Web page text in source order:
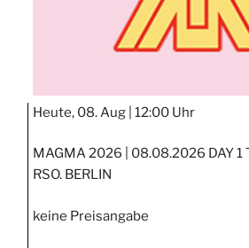
Heute, 08. Aug | 12:00 Uhr
MAGMA 2026 | 08.08.2026 DAY 1
RSO. BERLIN
keine Preisangabe